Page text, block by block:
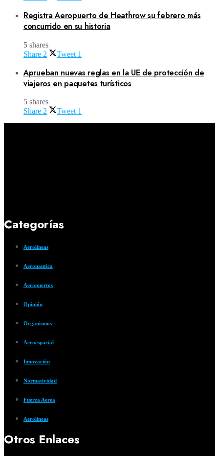
Registra Aeropuerto de Heathrow su febrero más
concurrido en su historia
5 shares
Share 2 Tweet 1
Aprueban nuevas reglas en la UE de protección de
viajeros en paquetes turísticos
5 shares
Share 2 Tweet 1
Categorías
Aerolíneas
Aeronautica
Aeropuertos
Opinión
Organismos
Aeroespacial
Innovación
Normatividad
Fuerza Aerea
Aerolíneas
Otros Enlaces